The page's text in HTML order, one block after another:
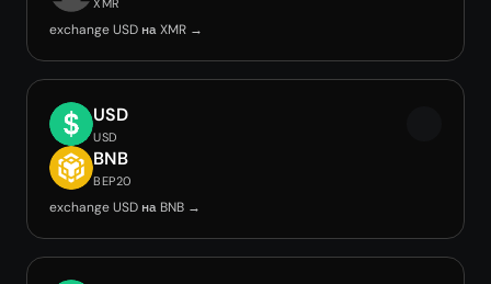
XMR
exchange USD на XMR →
USD
USD
BNB
BEP20
exchange USD на BNB →